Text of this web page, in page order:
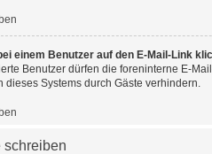
einem Benutzer auf den E-Mail-Link
Benutzer dürfen die foreninterne E-
dieses Systems durch Gäste verhindern.
schreiben